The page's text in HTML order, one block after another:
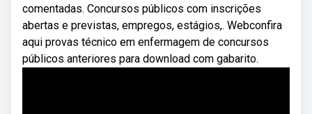
comentadas. Concursos públicos com inscrições
abertas e previstas, empregos, estágios,. Webconfira
aqui provas técnico em enfermagem de concursos
públicos anteriores para download com gabarito.